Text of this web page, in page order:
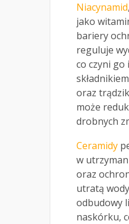
Niacynamid
jako
bariery
reguluje
co czyni go
oraz
może
drobnych
Ceramidy
w
oraz
utratą
odbudowy
naskórku,